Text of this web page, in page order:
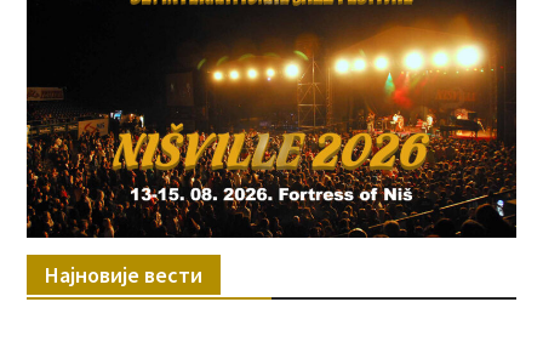
Најновије вести